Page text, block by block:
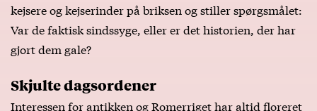
kejsere og kejserinder på briksen og stiller spørgsmålet:
Var de faktisk sindssyge, eller er det historien, der har
gjort dem gale?
Skjulte dagsordener
Interessen for antikken og Romerriget har altid floreret